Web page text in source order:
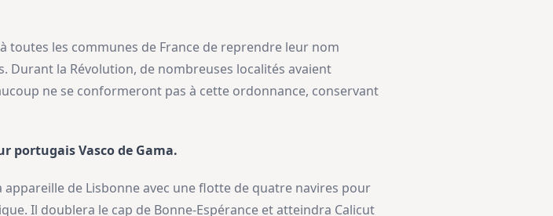
toutes les communes de France de reprendre leur nom
Durant la Révolution, de nombreuses localités avaient
ne se conformeront pas à cette ordonnance, conservant
portugais Vasco de Gama.
de Lisbonne avec une flotte de quatre navires pour
Il doublera le cap de Bonne-Espérance et atteindra Calicut